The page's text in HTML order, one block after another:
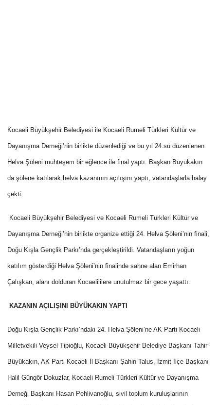
Kocaeli Büyükşehir Belediyesi ile Kocaeli Rumeli Türkleri Kültür ve
Dayanışma Derneği’nin birlikte düzenlediği ve bu yıl 24.sü düzenlenen
Helva Şöleni muhteşem bir eğlence ile final yaptı. Başkan Büyükakın
da şölene katılarak helva kazanının açılışını yaptı, vatandaşlarla halay
çekti.
Kocaeli Büyükşehir Belediyesi ve Kocaeli Rumeli Türkleri Kültür ve
Dayanışma Derneği’nin birlikte organize ettiği 24. Helva Şöleni’nin finali,
Doğu Kışla Gençlik Parkı’nda gerçekleştirildi. Vatandaşların yoğun
katılım gösterdiği Helva Şöleni’nin finalinde sahne alan Emirhan
Çalışkan, alanı dolduran Kocaelililere unutulmaz bir gece yaşattı.
KAZANIN AÇILIŞINI BÜYÜKAKIN YAPTI
Doğu Kışla Gençlik Parkı’ndaki 24. Helva Şöleni’ne AK Parti Kocaeli
Milletvekili Veysel Tipioğlu, Kocaeli Büyükşehir Belediye Başkanı Tahir
Büyükakın, AK Parti Kocaeli İl Başkanı Şahin Talus, İzmit İlçe Başkanı
Halil Güngör Dokuzlar, Kocaeli Rumeli Türkleri Kültür ve Dayanışma
Derneği Başkanı Hasan Pehlivanoğlu, sivil toplum kuruluşlarının